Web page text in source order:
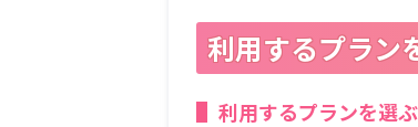
利用するプラン
利用するプランを選ぶ